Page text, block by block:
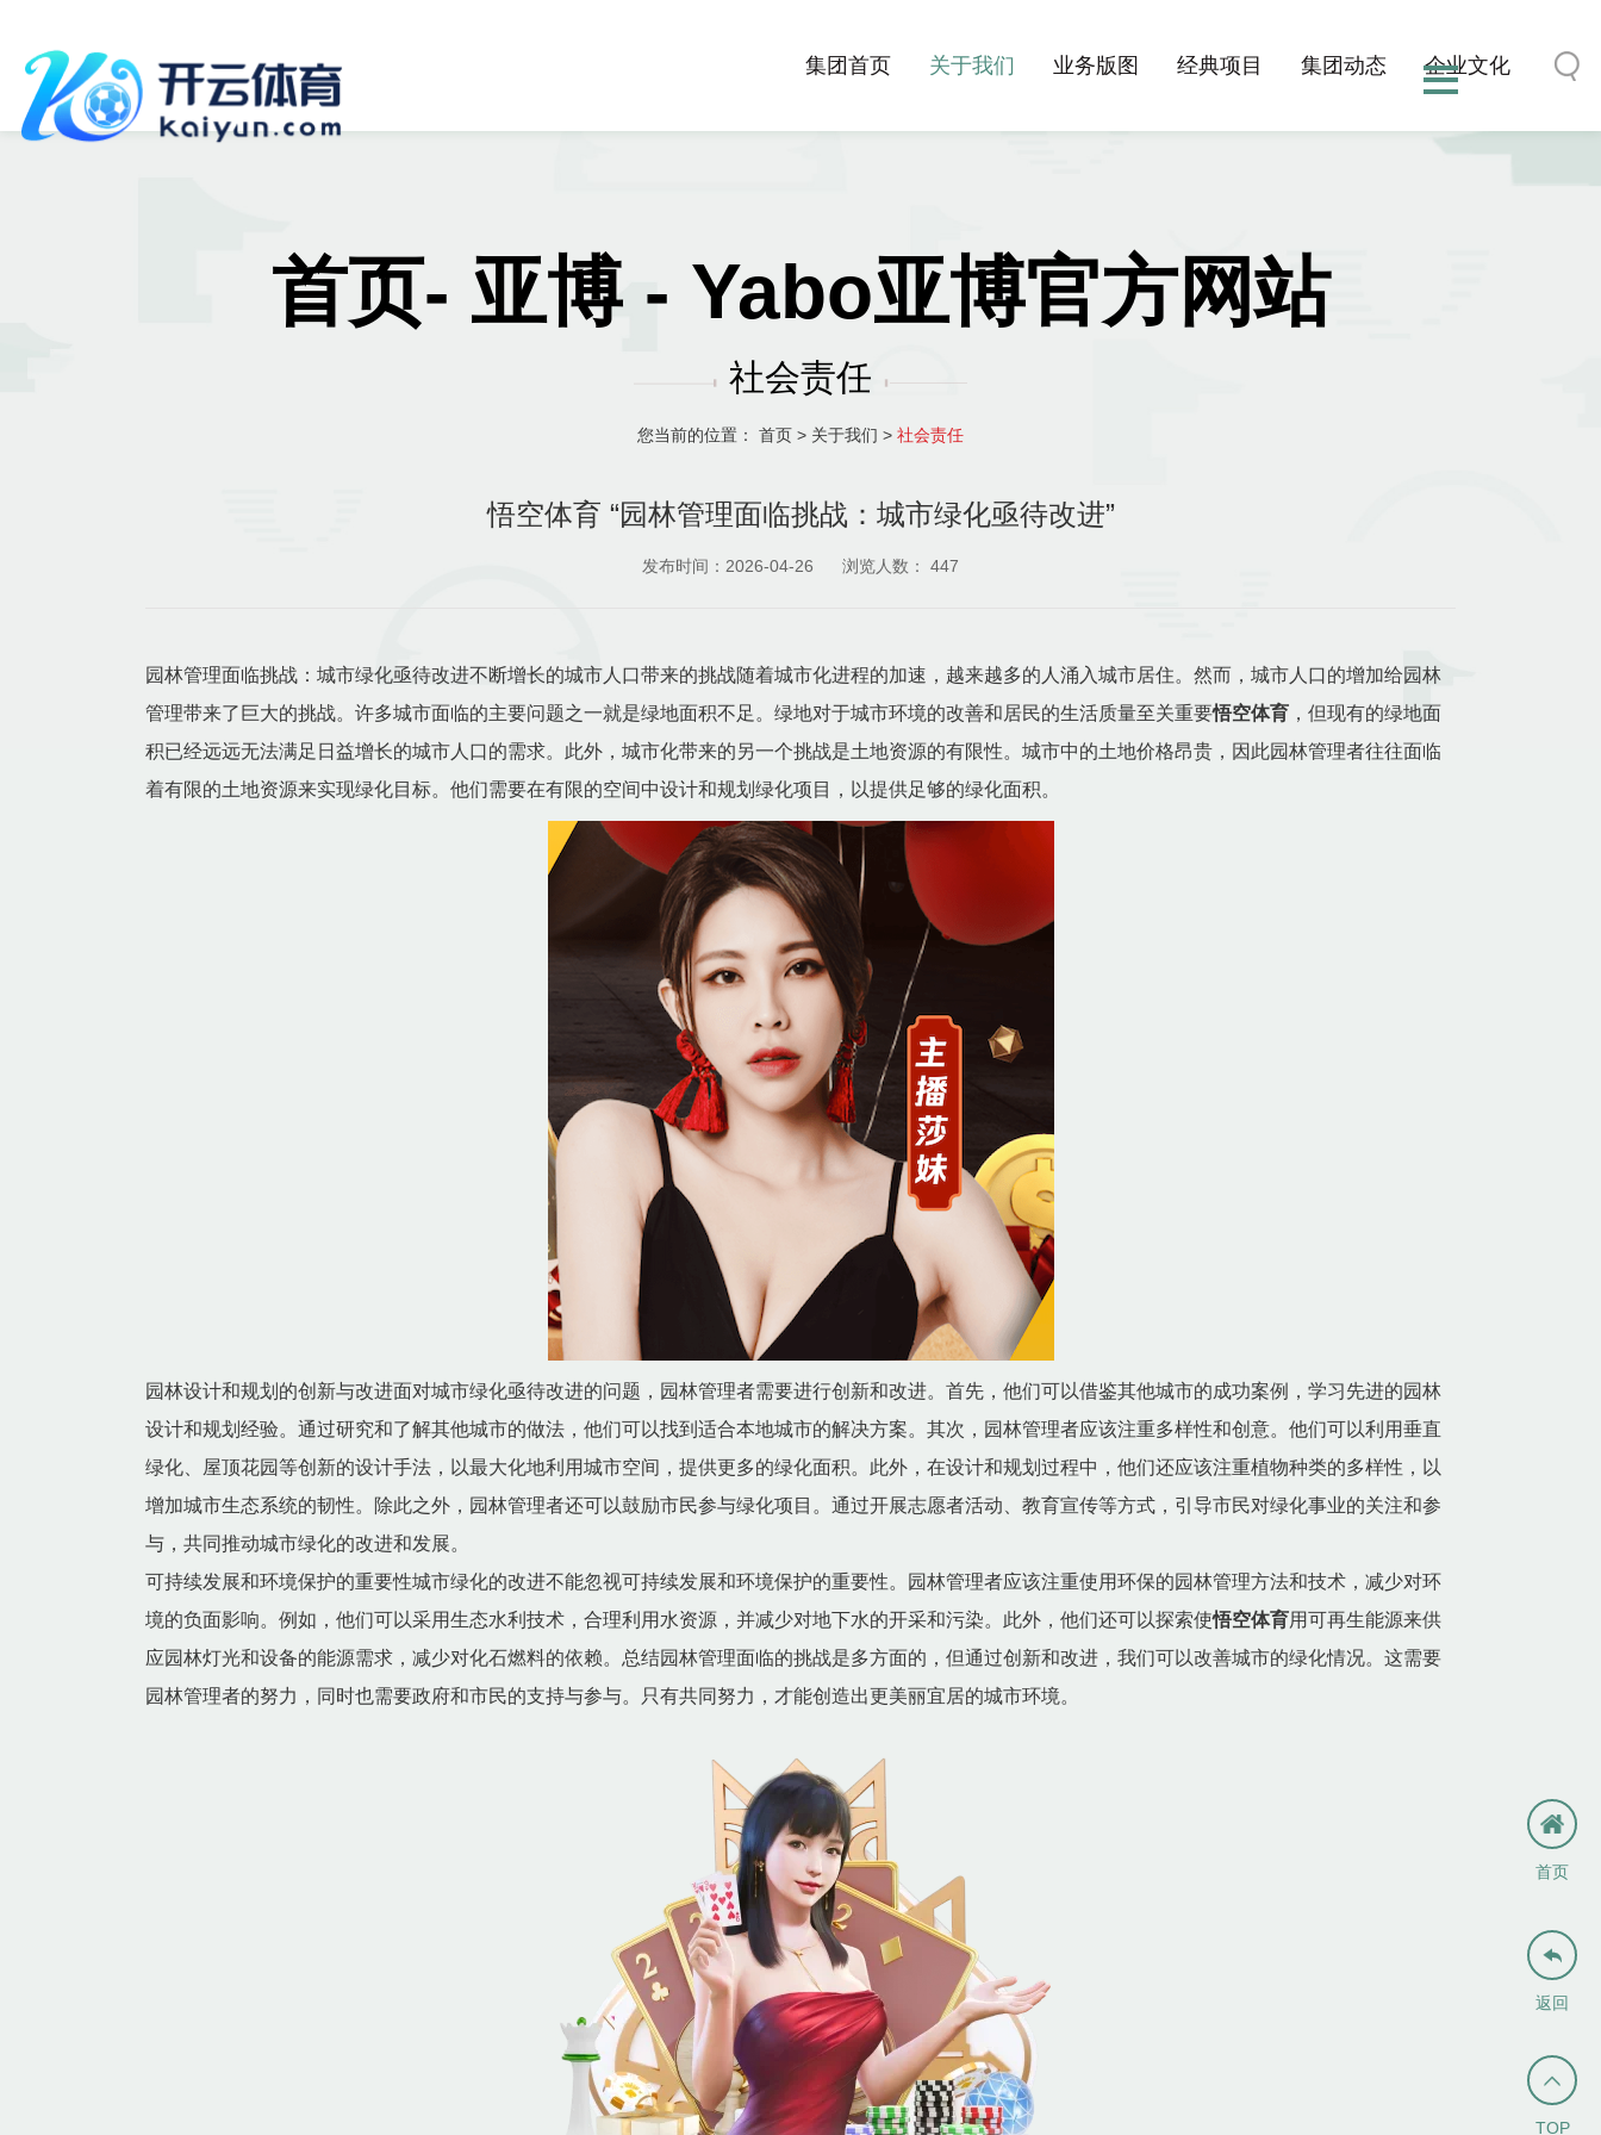
集团首页 关于我们 业务版图 经典项目 集团动态 企业文化
首页- 亚博 - Yabo亚博官方网站
社会责任
您当前的位置： 首页 > 关于我们 > 社会责任
悟空体育 “园林管理面临挑战：城市绿化亟待改进”
发布时间：2026-04-26 浏览人数： 447
园林管理面临挑战：城市绿化亟待改进不断增长的城市人口带来的挑战随着城市化进程的加速，越来越多的人涌入城市居住。然而，城市人口的增加给园林
管理带来了巨大的挑战。许多城市面临的主要问题之一就是绿地面积不足。绿地对于城市环境的改善和居民的生活质量至关重要悟空体育 ，但现有的绿地面
积已经远远无法满足日益增长的城市人口的需求。此外，城市化带来的另一个挑战是土地资源的有限性。城市中的土地价格昂贵，因此园林管理者往往面临
着有限的土地资源来实现绿化目标。他们需要在有限的空间中设计和规划绿化项目，以提供足够的绿化面积。
园林设计和规划的创新与改进面对城市绿化亟待改进的问题，园林管理者需要进行创新和改进。首先，他们可以借鉴其他城市的成功案例，学习先进的园林
设计和规划经验。通过研究和了解其他城市的做法，他们可以找到适合本地城市的解决方案。其次，园林管理者应该注重多样性和创意。他们可以利用垂直
绿化、屋顶花园等创新的设计手法，以最大化地利用城市空间，提供更多的绿化面积。此外，在设计和规划过程中，他们还应该注重植物种类的多样性，以
增加城市生态系统的韧性。除此之外，园林管理者还可以鼓励市民参与绿化项目。通过开展志愿者活动、教育宣传等方式，引导市民对绿化事业的关注和参
与，共同推动城市绿化的改进和发展。
可持续发展和环境保护的重要性城市绿化的改进不能忽视可持续发展和环境保护的重要性。园林管理者应该注重使用环保的园林管理方法和技术，减少对环
境的负面影响。例如，他们可以采用生态水利技术，合理利用水资源，并减少对地下水的开采和污染。此外，他们还可以探索使悟空体育用可再生能源来供
应园林灯光和设备的能源需求，减少对化石燃料的依赖。总结园林管理面临的挑战是多方面的，但通过创新和改进，我们可以改善城市的绿化情况。这需要
园林管理者的努力，同时也需要政府和市民的支持与参与。只有共同努力，才能创造出更美丽宜居的城市环境。
首页

TOP

返回